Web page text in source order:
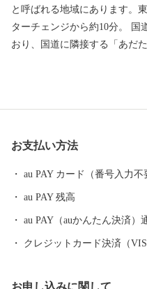
と呼ばれる地域にあります。
ターチェンジから約10分。 国
おり、国道に隣接する「あだ
村 主な産業は農業です。 安
(ね)」を多く有した村です。
「くね」は「久根」で土地の
安達太良山から吹き付けられ
す。 この「居久根」を有した
で最も美しい村」連合に加盟
お支払い方法
au PAY カード（番号入力不
au PAY 残高
au PAY（auかんたん決済）
クレジットカード決済（
お申し込みに関して